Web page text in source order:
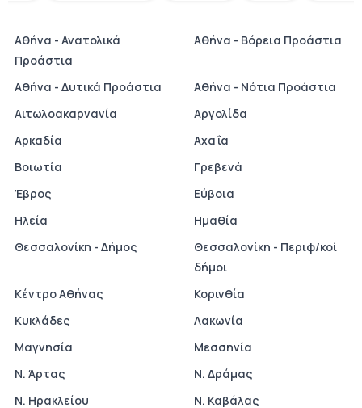
Αθήνα - Ανατολικά
Προάστια
Αθήνα - Βόρεια Προάστια
Αθήνα - Δυτικά Προάστια
Αθήνα - Νότια Προάστια
Αιτωλοακαρνανία
Αργολίδα
Αρκαδία
Αχαΐα
Βοιωτία
Γρεβενά
Έβρος
Εύβοια
Ηλεία
Ημαθία
Θεσσαλονίκη - Δήμος
Θεσσαλονίκη - Περιφ/κοί
δήμοι
Κέντρο Αθήνας
Κορινθία
Κυκλάδες
Λακωνία
Μαγνησία
Μεσσηνία
Ν. Άρτας
Ν. Δράμας
Ν. Ηρακλείου
Ν. Καβάλας